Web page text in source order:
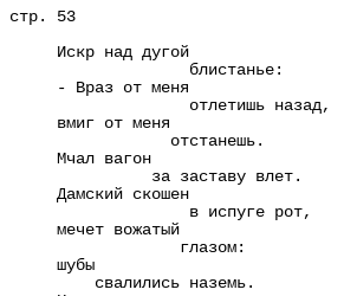
стр. 53
Искр над дугой
блистанье:
- Враз от меня
отлетишь назад,
вмиг от меня
отстанешь.
Мчал вагон
за заставу влет.
Дамский скошен
в испуге рот,
мечет вожатый
глазом:
шубы
свалились наземь.